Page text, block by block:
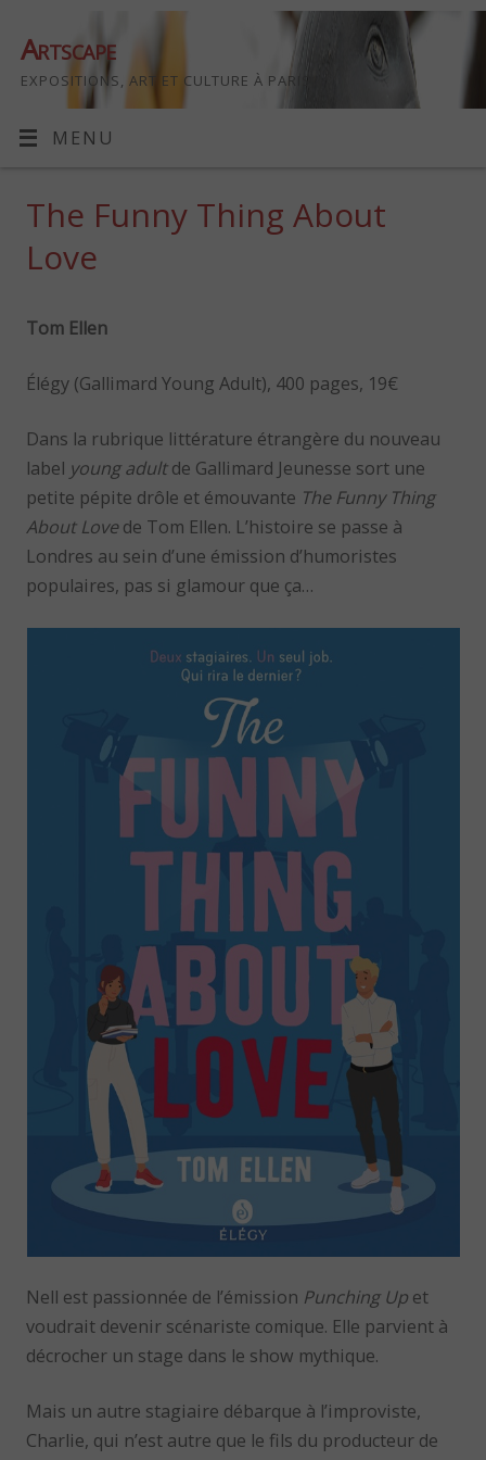
Artscape
EXPOSITIONS, ART ET CULTURE À PARIS
MENU
The Funny Thing About
Love
Tom Ellen
Élégy (Gallimard Young Adult), 400 pages, 19€
Dans la rubrique littérature étrangère du nouveau
label young adultde Gallimard Jeunesse sort une
petite pépite drôle et émouvante The Funny Thing
About Lovede Tom Ellen. L’histoire se passe à
Londres au sein d’une émission d’humoristes
populaires, pas si glamour que ça…
Nell est passionnée de l’émission Punching Up et
voudrait devenir scénariste comique. Elle parvient à
décrocher un stage dans le show mythique.
Mais un autre stagiaire débarque à l’improviste,
Charlie, qui n’est autre que le fils du producteur de